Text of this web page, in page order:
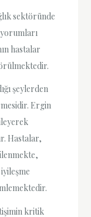
sektöründe
hastalar
şeylerden
Ergin
Hastalar,
kritik